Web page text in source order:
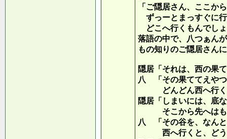
「ご隠居さん、ここか
ずっーとまっすぐに
どこへ行くもんでし
落語の中で、八つぁん
もの知りのご隠居さん
隠居「それは、西の果
八 「その果ててえや
どんどん西へ行くっ
隠居「しまいには、底
そこから先へはも
八 「その谷を、なん
西へ行くと、どう